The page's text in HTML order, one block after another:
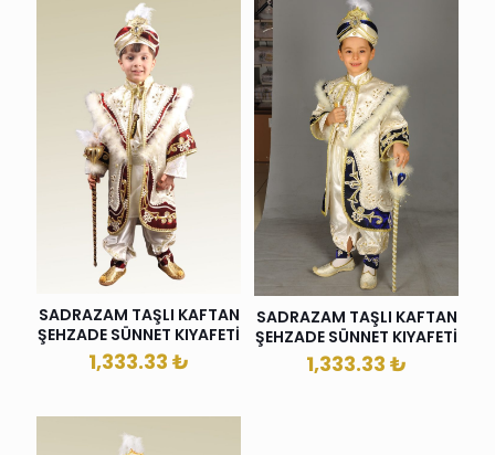
SADRAZAM TAŞLI KAFTAN
ŞEHZADE SÜNNET KIYAFETİ
1,333.33 ₺
SADRAZAM TAŞLI KAFTAN
ŞEHZADE SÜNNET KIYAFETİ
1,333.33 ₺